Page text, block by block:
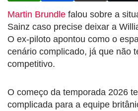
Martin Brundle falou sobre a
Sainz caso precise deixar a
O ex-piloto apontou como o
cenário complicado, já que não
competitivo.
O começo da temporada 2026
complicada para a equipe